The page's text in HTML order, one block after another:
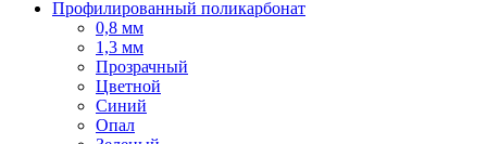
Профилированный поликарбонат
0,8 мм
1,3 мм
Прозрачный
Цветной
Синий
Опал